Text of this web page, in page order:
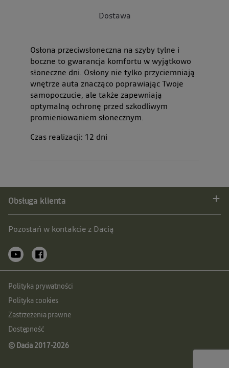
Dostawa
Osłona przeciwsłoneczna na szyby tylne i
boczne to gwarancja komfortu w wyjątkowo
słoneczne dni. Osłony nie tylko przyciemniają
wnętrze auta znacząco poprawiając Twoje
samopoczucie, ale także zapewniają
optymalną ochronę przed szkodliwym
promieniowaniem słonecznym.
Czas realizacji: 12 dni
Obsługa klienta
Pozostań w kontakcie z Dacią
Polityka prywatności
Polityka cookies
Zastrzeżenia prawne
Dostępność
© Dacia 2017-2026